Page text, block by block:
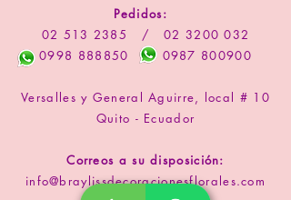
Pedidos:
02 513 2385
/02 3200 032
0998 888850
0987 800900
Versalles y General Aguirre, local # 10
Quito - Ecuador
Correos a su disposición:
info@braylissdecoracionesflorales.com